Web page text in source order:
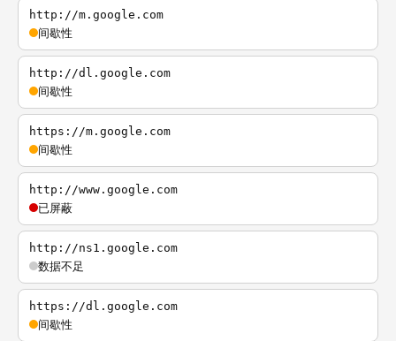
http://m.google.com
间歇性
http://dl.google.com
间歇性
https://m.google.com
间歇性
http://www.google.com
已屏蔽
http://ns1.google.com
数据不足
https://dl.google.com
间歇性